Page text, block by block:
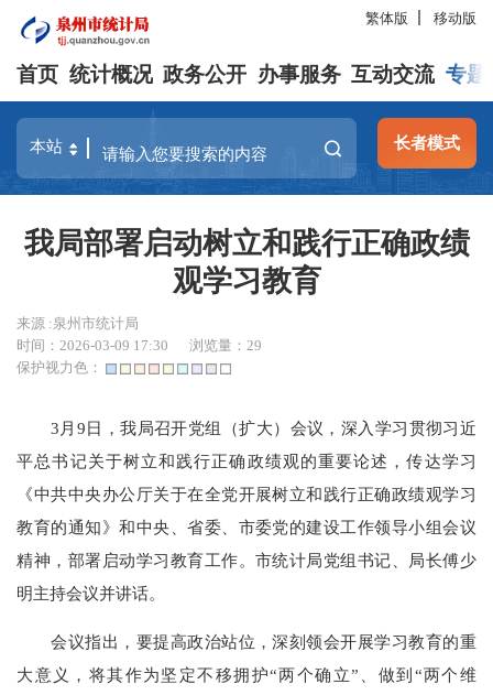
繁体版 移动版
首页 统计概况 政务公开 办事服务 互动交流 专题
长者模式
我局部署启动树立和践行正确政绩
观学习教育
来源 :泉州市统计局
时间：2026-03-09 17:30
浏览量：29
保护视力色：
3月9日，我局召开党组（扩大）会议，深入学习贯彻习近
平总书记关于树立和践行正确政绩观的重要论述，传达学习
《中共中央办公厅关于在全党开展树立和践行正确政绩观学习
教育的通知》和中央、省委、市委党的建设工作领导小组会议
精神，部署启动学习教育工作。市统计局党组书记、局长傅少
明主持会议并讲话。
会议指出，要提高政治站位，深刻领会开展学习教育的重
大意义，将其作为坚定不移拥护“两个确立”、做到“两个维